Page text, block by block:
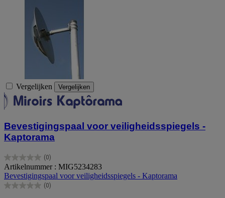
Vergelijken Vergelijken
Bevestigingspaal voor veiligheidsspiegels -
Kaptorama
(0)
0.0
van
de
5
Artikelnummer : MIG5234283
Bevestigingspaal voor veiligheidsspiegels - Kaptorama
(0)
0.0